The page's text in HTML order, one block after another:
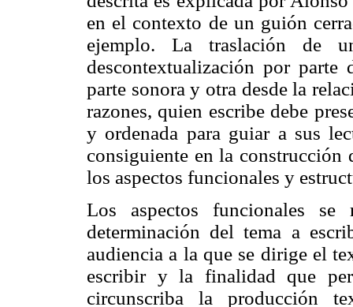
en el contexto de un guión
ejemplo. La traslación de
descontextualización por
parte sonora y otra desde la
razones, quien escribe debe
y ordenada para guiar a sus
consiguiente en la
los aspectos funcionales y
Los aspectos funcionales
determinación del tema a
audiencia a la que se dirige el
escribir y la finalidad que
circunscriba la producción